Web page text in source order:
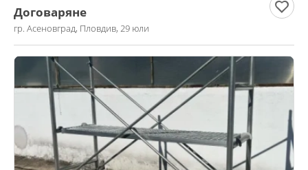
Договаряне
гр. Асеновград, Пловдив, 29 юли